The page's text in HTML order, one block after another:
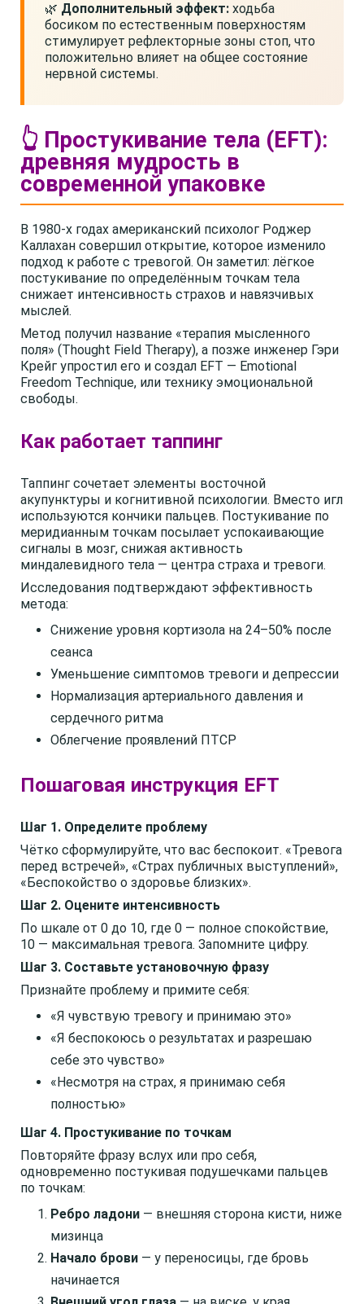
🌿 Дополнительный эффект: ходьба
босиком по естественным поверхностям
стимулирует рефлекторные зоны стоп, что
положительно влияет на общее состояние
нервной системы.
👆 Простукивание тела (EFT):
древняя мудрость в
современной упаковке
В 1980-х годах американский психолог Роджер
Каллахан совершил открытие, которое изменило
подход к работе с тревогой. Он заметил: лёгкое
постукивание по определённым точкам тела
снижает интенсивность страхов и навязчивых
мыслей.
Метод получил название «терапия мысленного
поля» (Thought Field Therapy), а позже инженер Гэри
Крейг упростил его и создал EFT — Emotional
Freedom Technique, или технику эмоциональной
свободы.
Как работает таппинг
Таппинг сочетает элементы восточной
акупунктуры и когнитивной психологии. Вместо игл
используются кончики пальцев. Постукивание по
меридианным точкам посылает успокаивающие
сигналы в мозг, снижая активность
миндалевидного тела — центра страха и тревоги.
Исследования подтверждают эффективность
метода:
Снижение уровня кортизола на 24–50% после
сеанса
Уменьшение симптомов тревоги и депрессии
Нормализация артериального давления и
сердечного ритма
Облегчение проявлений ПТСР
Пошаговая инструкция EFT
Шаг 1. Определите проблему
Чётко сформулируйте, что вас беспокоит. «Тревога
перед встречей», «Страх публичных выступлений»,
«Беспокойство о здоровье близких».
Шаг 2. Оцените интенсивность
По шкале от 0 до 10, где 0 — полное спокойствие,
10 — максимальная тревога. Запомните цифру.
Шаг 3. Составьте установочную фразу
Признайте проблему и примите себя:
«Я чувствую тревогу и принимаю это»
«Я беспокоюсь о результатах и разрешаю
себе это чувство»
«Несмотря на страх, я принимаю себя
полностью»
Шаг 4. Простукивание по точкам
Повторяйте фразу вслух или про себя,
одновременно постукивая подушечками пальцев
по точкам:
Ребро ладони — внешняя сторона кисти, ниже
мизинца
Начало брови — у переносицы, где бровь
начинается